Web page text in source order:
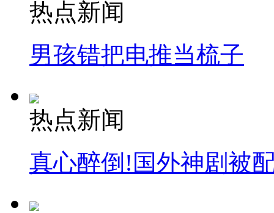
热点新闻
男孩错把电推当梳子
热点新闻
真心醉倒!国外神剧被